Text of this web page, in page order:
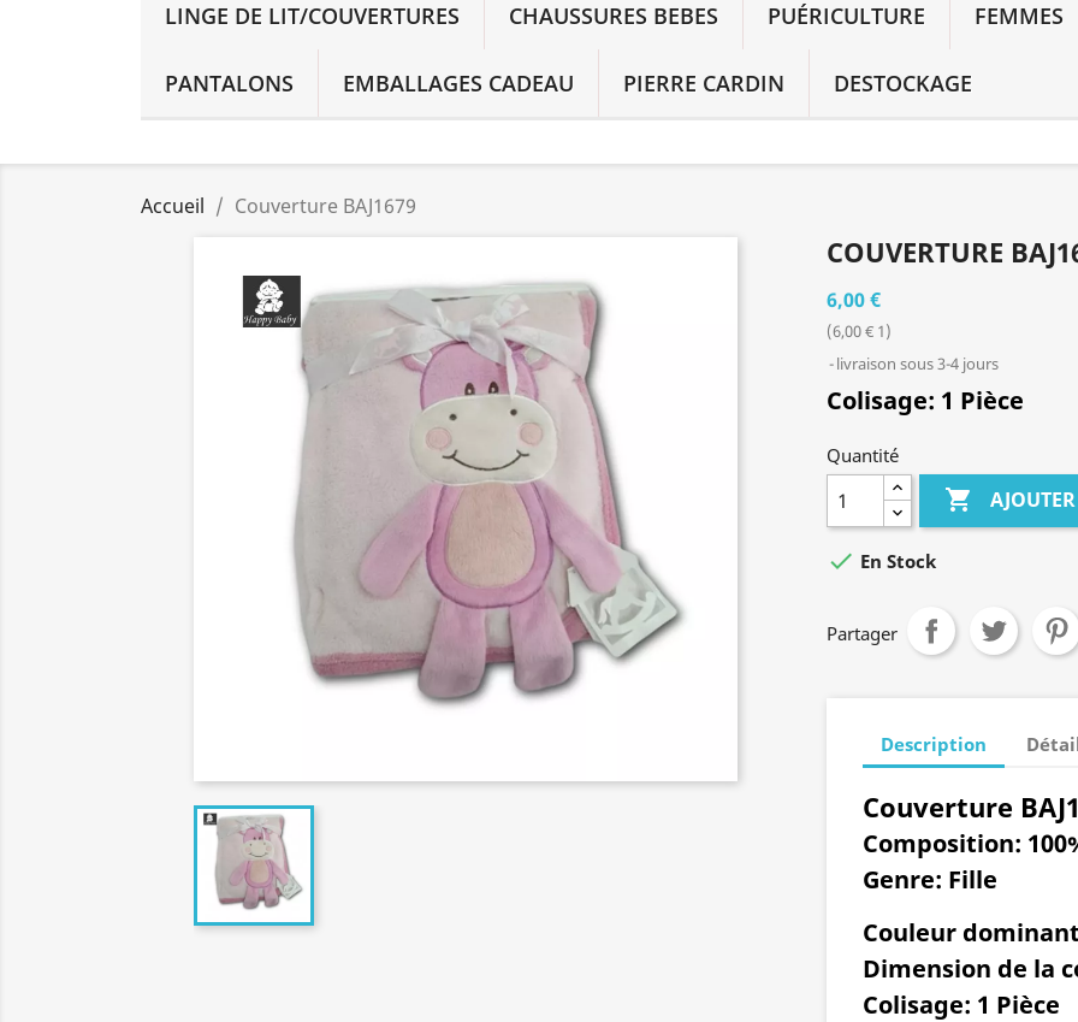
LINGE DE LIT/COUVERTURES CHAUSSURES BEBES PUÉRICULTURE FEMMES
PANTALONS EMBALLAGES CADEAU PIERRE CARDIN DESTOCKAGE
Accueil Couverture BAJ1679
COUVERTURE
6,00 €
(6,00 € 1)
livraison sous 3-4 jours
Colisage: 1 Pièce
Quantité

 En Stock
Partager
Description
Couverture
Composition:
Genre: Fille
Couleur
Dimension de la
Colisage: 1 Pièce